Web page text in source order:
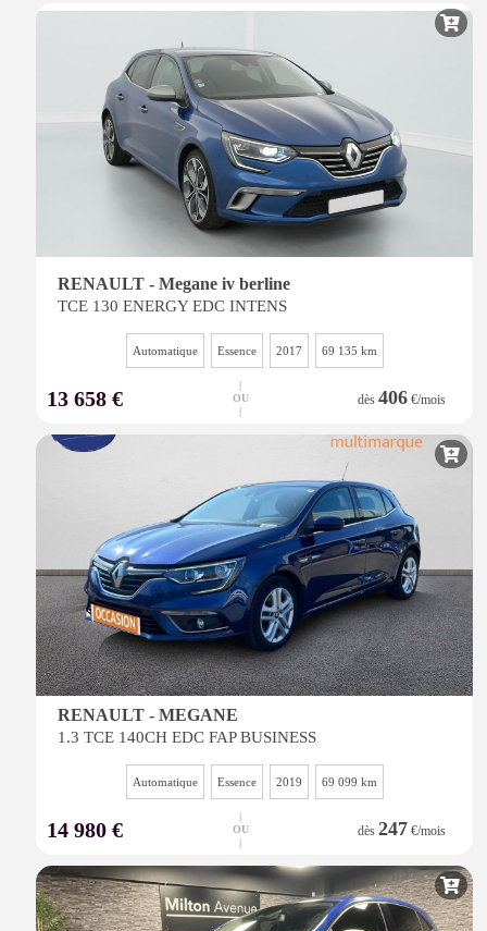
RENAULT - Megane iv berline
TCE 130 ENERGY EDC INTENS
Automatique Essence 2017 69 135 km
13 658 €
|
OU
|
dès 406 €/mois
RENAULT - MEGANE
1.3 TCE 140CH EDC FAP BUSINESS
Automatique Essence 2019 69 099 km
14 980 €
|
OU
|
dès 247 €/mois